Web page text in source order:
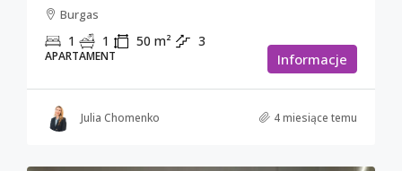
Burgas
1 1 50 m² 3
APARTAMENT Informacje
Julia Chomenko 4 miesiące temu